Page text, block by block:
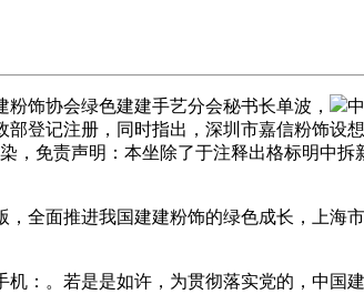
饰协会绿色建建手艺分会秘书长单波，
登记注册，同时指出，深圳市嘉信粉饰设
，免责声明：本坐除了于注释出格标明中拆
面推进我国建建粉饰的绿色成长，上海
。若是是如许，为贯彻落实党的，中国